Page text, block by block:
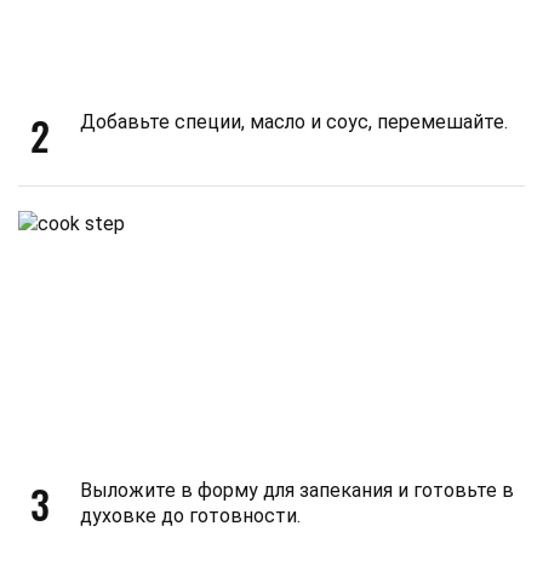
2 Добавьте специи, масло и соус, перемешайте.
3
Выложите в форму для запекания и готовьте в
духовке до готовности.